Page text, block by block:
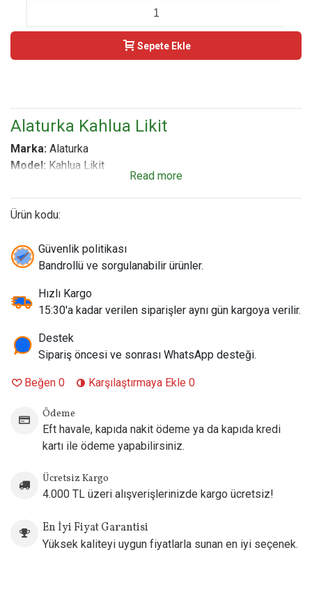
Sepete Ekle
Alaturka Kahlua Likit
Marka: Alaturka
Model: Kahlua Likit
Otantik Gurme Kahve & İçki Reçetesi –
Kavrulmuş Seçkin Arabica Kahve Çekirdekleri, Tatlı Esmer
Şeker Notaları ve Hafif Odunsu Kahve Likörü (Kahlua)
Şişe Boyutu:60 ml – Sızdırmaz, ince damlatma uçlu ve
çocuk korumalı kilitli kapaklı orijinal şişe.
VG-PG Oranı:%75 VG / %25 PG
İçim Tarzı: DL / Yarı-DL (Direct-to-Lung / Ciğer Çekim) –
Sub-Ohm Elektronik Sigaralar, RDA/RTA sarılabilir
atomizerler ve tüm gelişmiş güçlü mod cihazlar ile tam
Öne Çıkan Özellik:Kahvenin o asil ve sert tonunu, likörün
boyu bıkmadan tüketeceğiniz (all-day vape) elit bir gurme
içimi sunar
Read more
Ürün kodu:
Güvenlik politikası
Bandrollü ve sorgulanabilir ürünler.
Hızlı Kargo
15:30'a kadar verilen siparişler aynı gün kargoya verilir.
Destek
Sipariş öncesi ve sonrası WhatsApp desteği.
Beğen 0 Karşılaştırmaya Ekle 0
Ödeme
Eft havale, kapıda nakit ödeme ya da kapıda kredi
kartı ile ödeme yapabilirsiniz.
Ücretsiz Kargo
4.000 TL üzeri alışverişlerinizde kargo ücretsiz!
En İyi Fiyat Garantisi
Yüksek kaliteyi uygun fiyatlarla sunan en iyi seçenek.